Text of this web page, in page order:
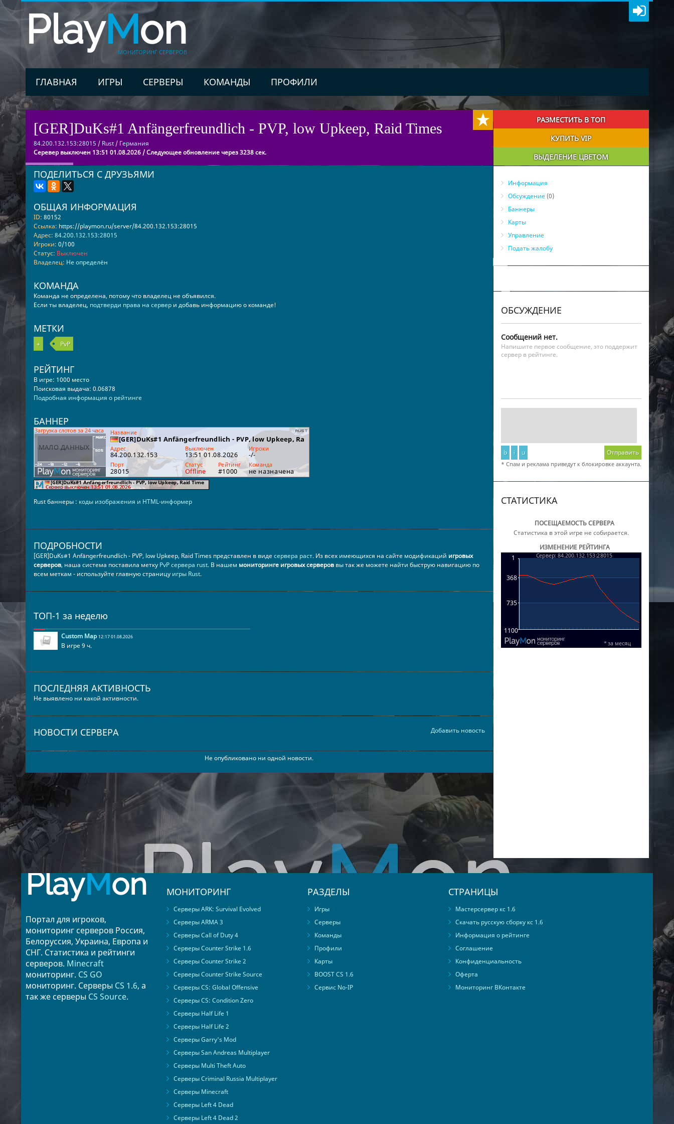
PlayMon
МОНИТОРИНГ СЕРВЕРОВ
ГЛАВНАЯ ИГРЫ СЕРВЕРЫ КОМАНДЫ ПРОФИЛИ
[GER]DuKs#1 Anfängerfreundlich - PVP, low Upkeep, Raid Times
84.200.132.153:28015 / Rust/ Германия
Серевер выключен 13:51 01.08.2026 / Следующее обновление через 3238 сек.
ПОДЕЛИТЬСЯ С ДРУЗЬЯМИ
ОБЩАЯ ИНФОРМАЦИЯ
ID: 80152
Ссылка: https://playmon.ru/server/84.200.132.153:28015
Адрес: 84.200.132.153:28015
Игроки: 0/100
Статус: Выключен
Владелец: Не определён
КОМАНДА
Команда не определена, потому что владелец не объявился.
Если ты владелец, подтверди права на сервери добавь информацию о команде!
МЕТКИ
+ PvP
РЕЙТИНГ
В игре: 1000 место
Поисковая выдача: 0.06878
Подробная информация о рейтинге
БАННЕР
Rust баннеры : коды изображения и HTML-информер
ПОДРОБНОСТИ
[GER]DuKs#1 Anfängerfreundlich - PVP, low Upkeep, Raid Times представлен в видесервера раст. Из всех имеющихся на сайте модификаций игровых
серверов, наша система поставила метку PvP сервера rust. В нашем мониторинге игровых сервероввы так же можете найти быструю навигацию по
всем меткам - используйте главную страницу игры Rust.
ТОП-1 за неделю
Custom Map 12:17 01.08.2026
В игре 9 ч.
ПОСЛЕДНЯЯ АКТИВНОСТЬ
Не выявлено ни какой активности.
Добавить новость
НОВОСТИ СЕРВЕРА
Не опубликовано ни одной новости.
РАЗМЕСТИТЬ В ТОП
КУПИТЬ VIP
ВЫДЕЛЕНИЕ ЦВЕТОМ
Информация
Обсуждение(0)
Баннеры
Карты
Управление
Подать жалобу
ОБСУЖДЕНИЕ
Сообщений нет.
Напишите первое сообщение, это поддержит
сервер в рейтинге.
b i u Отправить
* Спам и реклама приведут к блокировке аккаунта.
СТАТИСТИКА
ПОСЕЩАЕМОСТЬ СЕРВЕРА
Статистика в этой игре не собирается.
ИЗМЕНЕНИЕ РЕЙТИНГА
PlayMon
Портал для игроков,
мониторинг серверов Россия,
Белоруссия, Украина, Европа и
СНГ. Статистика и рейтинги
серверов. Minecraft
мониторинг. CS GO
мониторинг. Серверы CS 1.6, а
так же серверы CS Source.
МОНИТОРИНГ
Серверы ARK: Survival Evolved
Серверы ARMA 3
Серверы Call of Duty 4
Серверы Counter Strike 1.6
Серверы Counter Strike 2
Серверы Counter Strike Source
Серверы CS: Global Offensive
Серверы CS: Condition Zero
Серверы Half Life 1
Серверы Half Life 2
Серверы Garry's Mod
Серверы San Andreas Multiplayer
Серверы Multi Theft Auto
Серверы Criminal Russia Multiplayer
Серверы Minecraft
Серверы Left 4 Dead
Серверы Left 4 Dead 2
РАЗДЕЛЫ
Игры
Серверы
Команды
Профили
Карты
BOOST CS 1.6
Сервис No-IP
СТРАНИЦЫ
Мастерсервер кс 1.6
Скачать русскую сборку кс 1.6
Информация о рейтинге
Соглашение
Конфиденциальность
Оферта
Мониторинг ВКонтакте